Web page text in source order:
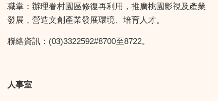
職掌：辦理眷村園區修復再利用，推廣桃園影視及產業
發展，營造文創產業發展環境、培育人才。
聯絡資訊：(03)3322592#8700至8722。
人事室